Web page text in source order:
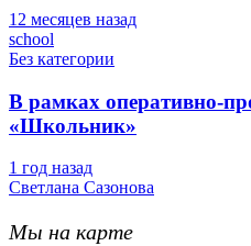
12 месяцев назад
school
Без категории
В рамках оперативно-
«Школьник»
1 год назад
Светлана Сазонова
Мы на карте